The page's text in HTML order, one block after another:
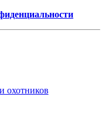
охотников